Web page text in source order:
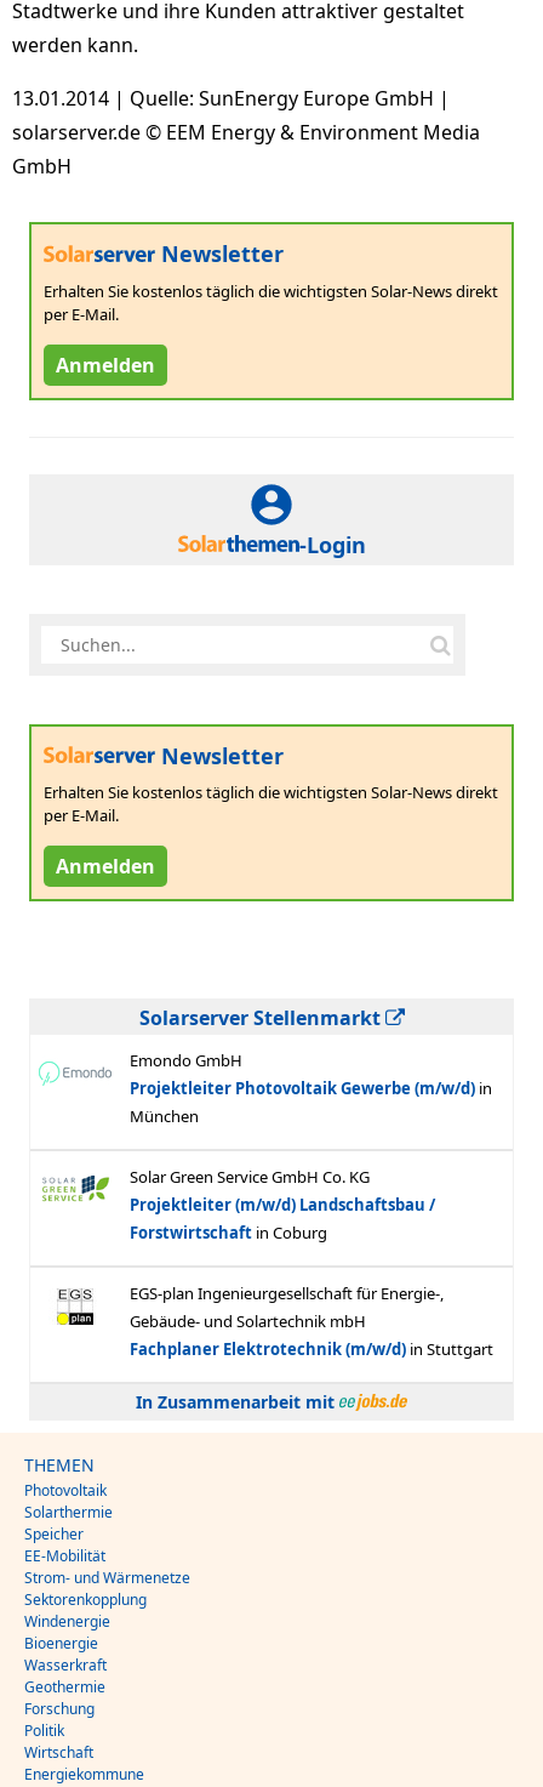
Stadtwerke und ihre Kunden attraktiver gestaltet
werden kann.
13.01.2014 | Quelle: SunEnergy Europe GmbH |
solarserver.de © EEM Energy & Environment Media
GmbH
Newsletter
Erhalten Sie kostenlos täglich die wichtigsten Solar-News direkt
per E-Mail.
Anmelden
-Login
Newsletter
Erhalten Sie kostenlos täglich die wichtigsten Solar-News direkt
per E-Mail.
Anmelden
Solarserver Stellenmarkt
In Zusammenarbeit mit
THEMEN
Photovoltaik
Solarthermie
Speicher
EE-Mobilität
Strom- und Wärmenetze
Sektorenkopplung
Windenergie
Bioenergie
Wasserkraft
Geothermie
Forschung
Politik
Wirtschaft
Energiekommune